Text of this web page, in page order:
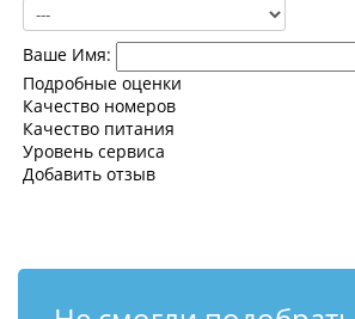
Ваше Имя:
Подробные оценки
Качество номеров
Качество питания
Уровень сервиса
Добавить отзыв